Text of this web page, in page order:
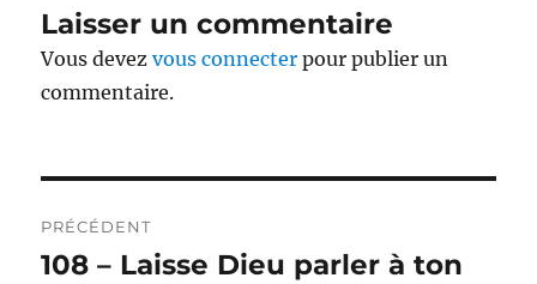
Laisser un commentaire
Vous devezvous connecter pour publier un
commentaire.
de
PRÉCÉDENT
Publication
108 – Laisse Dieu parler à ton